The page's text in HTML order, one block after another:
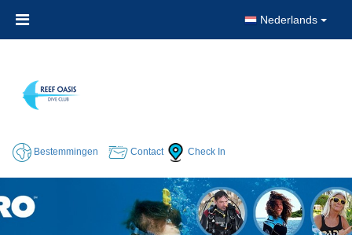
Nederlands
Bestemmingen Contact Check In